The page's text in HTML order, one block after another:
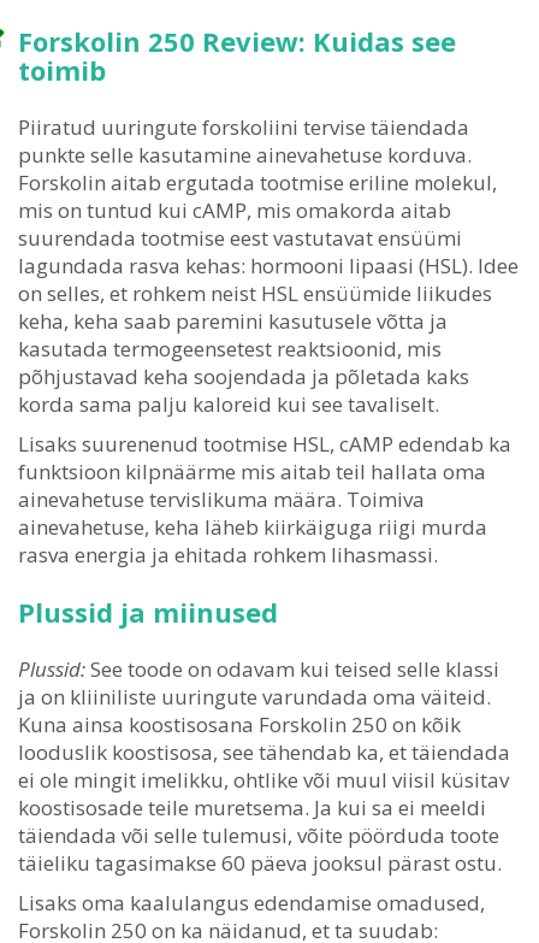
Forskolin 250 Review: Kuidas see
toimib
Piiratud uuringute forskoliini tervise täiendada
punkte selle kasutamine ainevahetuse korduva.
Forskolin aitab ergutada tootmise eriline molekul,
mis on tuntud kui cAMP, mis omakorda aitab
suurendada tootmise eest vastutavat ensüümi
lagundada rasva kehas: hormooni lipaasi (HSL). Idee
on selles, et rohkem neist HSL ensüümide liikudes
keha, keha saab paremini kasutusele võtta ja
kasutada termogeensetest reaktsioonid, mis
põhjustavad keha soojendada ja põletada kaks
korda sama palju kaloreid kui see tavaliselt.
Lisaks suurenenud tootmise HSL, cAMP edendab ka
funktsioon kilpnäärme mis aitab teil hallata oma
ainevahetuse tervislikuma määra. Toimiva
ainevahetuse, keha läheb kiirkäiguga riigi murda
rasva energia ja ehitada rohkem lihasmassi.
Plussid ja miinused
Plussid:See toode on odavam kui teised selle klassi
ja on kliiniliste uuringute varundada oma väiteid.
Kuna ainsa koostisosana Forskolin 250 on kõik
looduslik koostisosa, see tähendab ka, et täiendada
ei ole mingit imelikku, ohtlike või muul viisil küsitav
koostisosade teile muretsema. Ja kui sa ei meeldi
täiendada või selle tulemusi, võite pöörduda toote
täieliku tagasimakse 60 päeva jooksul pärast ostu.
Lisaks oma kaalulangus edendamise omadused,
Forskolin 250 on ka näidanud, et ta suudab: